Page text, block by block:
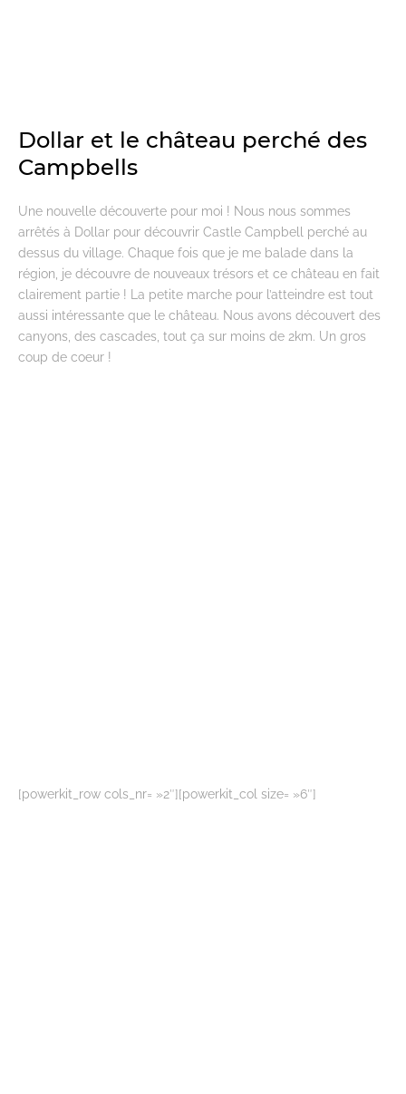
Dollar et le château perché des
Campbells
Une nouvelle découverte pour moi ! Nous nous sommes
arrêtés à Dollar pour découvrir Castle Campbell perché au
dessus du village. Chaque fois que je me balade dans la
région, je découvre de nouveaux trésors et ce château en fait
clairement partie ! La petite marche pour l’atteindre est tout
aussi intéressante que le château. Nous avons découvert des
canyons, des cascades, tout ça sur moins de 2km. Un gros
coup de coeur !
[powerkit_row cols_nr= »2″][powerkit_col size= »6″]